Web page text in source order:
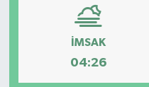
İMSAK
04:26
SİYASET
SOSYAL YARDIMLAR